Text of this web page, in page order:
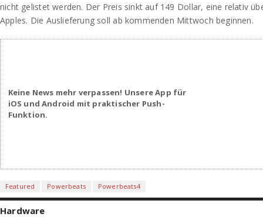
nicht gelistet werden. Der Preis sinkt auf 149 Dollar, eine relativ
Apples. Die Auslieferung soll ab kommenden Mittwoch beginnen.
Keine News mehr verpassen! Unsere App für
iOS und Android mit praktischer Push-
Funktion.
Featured Powerbeats Powerbeats4
Hardware